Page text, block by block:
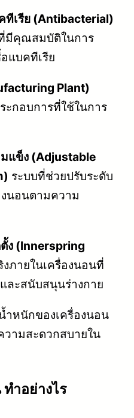
ทีเรีย (Antibacterial)
คุณสมบัติในการ
แบคทีเรีย
Plant)
กอบการที่ใช้ในการ
แข็ง (Adjustable
ระบบที่ช่วยปรับระดับ
นอนตามความ
ง (Innerspring
งภายในเครื่องนอนที่
ละสนับสนุนร่างกาย
ำหนักของเครื่องนอน
ามสะดวกสบายใน
ำอย่างไร